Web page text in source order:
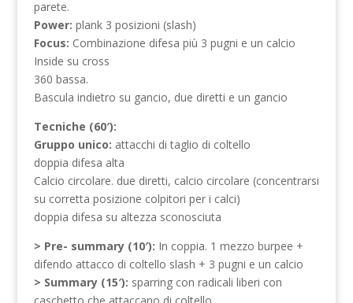
parete.
Power: plank 3 posizioni (slash)
Focus: Combinazione difesa più 3 pugni e un calcio
Inside su cross
360 bassa.
Bascula indietro su gancio, due diretti e un gancio
Tecniche (60′):
Gruppo unico: attacchi di taglio di coltello
doppia difesa alta
Calcio circolare. due diretti, calcio circolare (concentrarsi
su corretta posizione colpitori per i calci)
doppia difesa su altezza sconosciuta
> Pre- summary (10′): In coppia. 1 mezzo burpee +
difendo attacco di coltello slash + 3 pugni e un calcio
> Summary (15′): sparring con radicali liberi con